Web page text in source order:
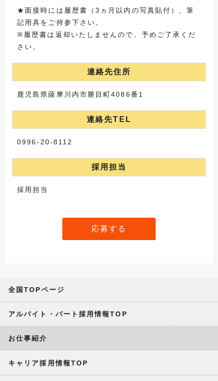
★面接時には履歴書（3ヵ月以内の写真貼付）、筆
記用具をご持参下さい。
※履歴書は返却いたしませんので、予めご了承くだ
さい。
連絡先住所
鹿児島県薩摩川内市勝目町4086番1
連絡先TEL
0996-20-8112
採用担当
採用担当
応募する
全国TOPページ
アルバイト・パート採用情報TOP
お仕事紹介
キャリア採用情報TOP